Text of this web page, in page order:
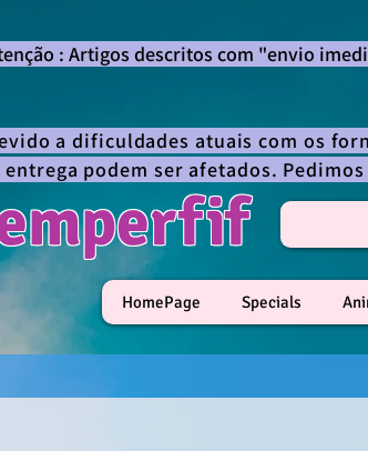
: Artigos descritos com "envio
a dificuldades atuais com os
entrega podem ser afetados.
HomePage Specials